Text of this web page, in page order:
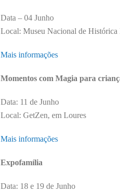
Data – 04 Junho
Local: Museu Nacional de Histórica
Mais informações
Momentos com Magia para
Data: 11 de Junho
Local: GetZen, em Loures
Mais informações
Expofamília
Data: 18 e 19 de Junho